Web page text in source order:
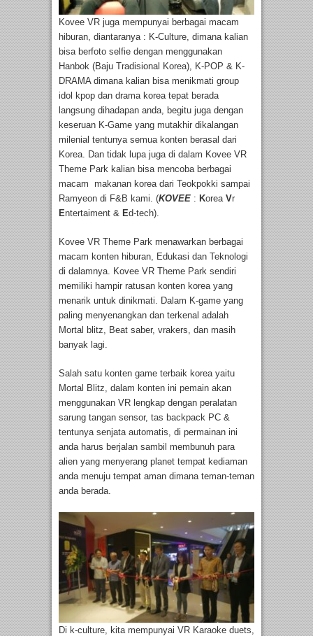
Kovee VR juga mempunyai berbagai macam
hiburan, diantaranya : K-Culture, dimana kalian
bisa berfoto selfie dengan menggunakan
Hanbok (Baju Tradisional Korea), K-POP & K-
DRAMA dimana kalian bisa menikmati group
idol kpop dan drama korea tepat berada
langsung dihadapan anda, begitu juga dengan
keseruan K-Game yang mutakhir dikalangan
milenial tentunya semua konten berasal dari
Korea. Dan tidak lupa juga di dalam Kovee VR
Theme Park kalian bisa mencoba berbagai
macam makanan korea dari Teokpokki sampai
Ramyeon di F&B kami. (KOVEE : Korea Vr
Entertaiment & Ed-tech).
Kovee VR Theme Park menawarkan berbagai
macam konten hiburan, Edukasi dan Teknologi
di dalamnya. Kovee VR Theme Park sendiri
memiliki hampir ratusan konten korea yang
menarik untuk dinikmati. Dalam K-game yang
paling menyenangkan dan terkenal adalah
Mortal blitz, Beat saber, vrakers, dan masih
banyak lagi.
Salah satu konten game terbaik korea yaitu
Mortal Blitz, dalam konten ini pemain akan
menggunakan VR lengkap dengan peralatan
sarung tangan sensor, tas backpack PC &
tentunya senjata automatis, di permainan ini
anda harus berjalan sambil membunuh para
alien yang menyerang planet tempat kediaman
anda menuju tempat aman dimana teman-teman
anda berada.
Di k-culture, kita mempunyai VR Karaoke duets,